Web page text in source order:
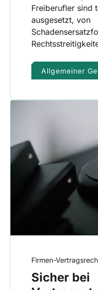
Freiberufler sind
ausgesetzt, von
Allgemeiner
Firmen-
Sicher bei